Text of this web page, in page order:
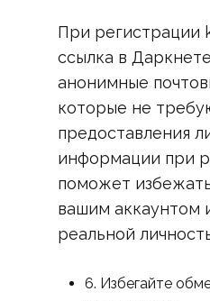
При регистрации
ссылка в
анонимные
которые не
предоставления
информации при
поможет
вашим аккаунтом
реальной
6. Избегайте